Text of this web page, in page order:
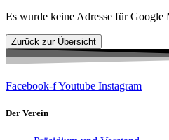
Es wurde keine Adresse für Google
Facebook-fYoutube Instagram
Der Verein